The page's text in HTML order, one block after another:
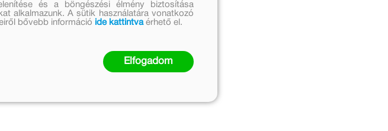
és a böngészési élmény biztosítása
alkalmazunk. A sütik használatára vonatkozó
bővebb információ ide kattintvaérhető el.
Elfogadom